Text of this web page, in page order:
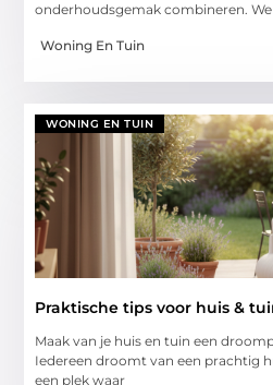
onderhoudsgemak combineren.
Woning En Tuin
WONING EN TUIN
Praktische tips voor huis &
Maak van je huis en tuin een
Iedereen droomt van een prachtig
een plek waar